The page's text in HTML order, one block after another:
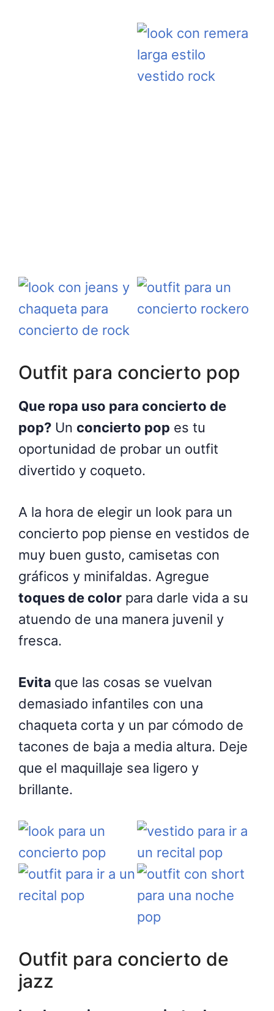
Outfit para concierto pop
Que ropa uso para concierto de
pop? Un concierto pop es tu
oportunidad de probar un outfit
divertido y coqueto.
A la hora de elegir un look para un
concierto pop piense en vestidos de
muy buen gusto, camisetas con
gráficos y minifaldas. Agregue
toques de color para darle vida a su
atuendo de una manera juvenil y
fresca.
Evita que las cosas se vuelvan
demasiado infantiles con una
chaqueta corta y un par cómodo de
tacones de baja a media altura. Deje
que el maquillaje sea ligero y
brillante.
Outfit para concierto de
jazz